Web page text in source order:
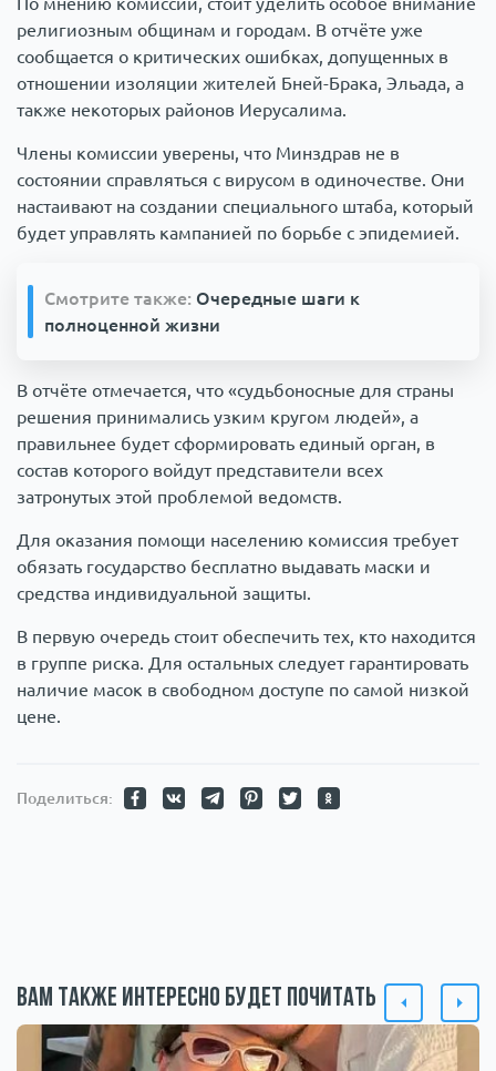
религиозным общинам и городам. В отчёте уже
сообщается о критических ошибках, допущенных в
отношении изоляции жителей Бней-Брака, Эльада, а
также некоторых районов Иерусалима.
Члены комиссии уверены, что Минздрав не в
состоянии справляться с вирусом в одиночестве. Они
настаивают на создании специального штаба, который
будет управлять кампанией по борьбе с эпидемией.
Смотрите также: Очередные шаги к
полноценной жизни
В отчёте отмечается, что «судьбоносные для страны
решения принимались узким кругом людей», а
правильнее будет сформировать единый орган, в
состав которого войдут представители всех
затронутых этой проблемой ведомств.
Для оказания помощи населению комиссия требует
обязать государство бесплатно выдавать маски и
средства индивидуальной защиты.
В первую очередь стоит обеспечить тех, кто находится
в группе риска. Для остальных следует гарантировать
наличие масок в свободном доступе по самой низкой
цене.
Поделиться:
Вам также интересно будет почитать